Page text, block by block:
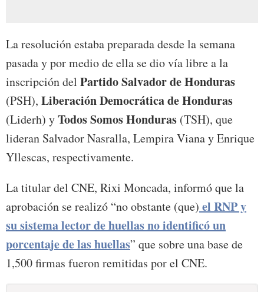
La resolución estaba preparada desde la semana
pasada y por medio de ella se dio vía libre a la
inscripción del Partido Salvador de Honduras
(PSH), Liberación Democrática de Honduras
(Liderh) yTodos Somos Honduras (TSH), que
lideran Salvador Nasralla, Lempira Viana y Enrique
Yllescas, respectivamente.
La titular del CNE, Rixi Moncada, informó que la
aprobación se realizó “no obstante (que) el RNP y
su sistema lector de huellas no identificó un
porcentaje de las huellas” que sobre una base de
1,500 firmas fueron remitidas por el CNE.